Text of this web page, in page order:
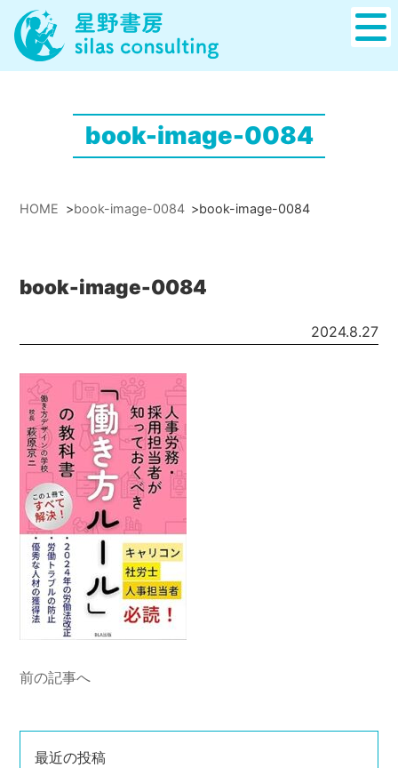
book-image-0084
HOME >book-image-0084 >book-image-0084
book-image-0084
2024.8.27
前の記事へ
最近の投稿